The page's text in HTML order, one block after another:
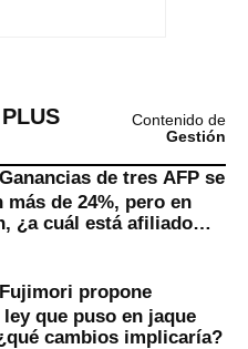
Contenido de
Gestión
Ganancias de tres AFP se
más de 24%, pero en
¿a cuál está afiliado
Fujimori propone
que puso en jaque
cambios implicaría?